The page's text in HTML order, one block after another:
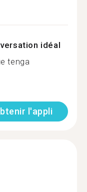
idéal
tenga
l'appli